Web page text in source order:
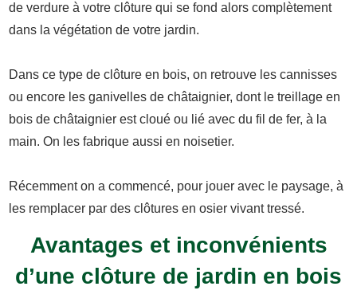
de verdure à votre clôture qui se fond alors complètement
dans la végétation de votre jardin.
Dans ce type de clôture en bois, on retrouve les cannisses
ou encore les ganivelles de châtaignier, dont le treillage en
bois de châtaignier est cloué ou lié avec du fil de fer, à la
main. On les fabrique aussi en noisetier.
Récemment on a commencé, pour jouer avec le paysage, à
les remplacer par des clôtures en osier vivant tressé.
Avantages et inconvénients
d’une clôture de jardin en bois